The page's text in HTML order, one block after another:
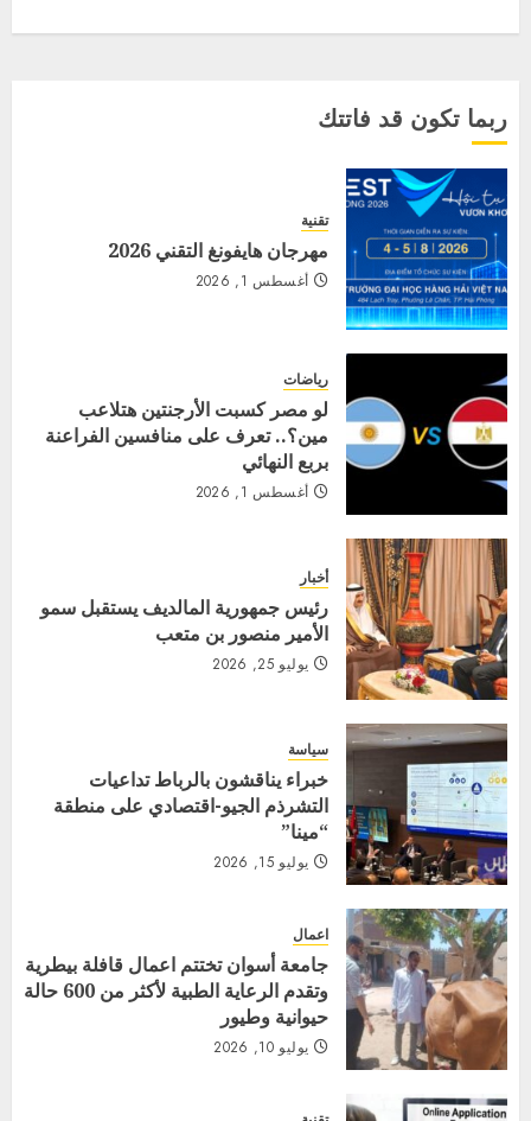
ربما تكون قد فاتتك
تقنية
مهرجان هايفونغ التقني 2026
أغسطس 1, 2026
رياضات
لو مصر كسبت الأرجنتين هتلاعب
مين؟.. تعرف على منافسين الفراعنة
بربع النهائي
أغسطس 1, 2026
أخبار
رئيس جمهورية المالديف يستقبل سمو
الأمير منصور بن متعب
يوليو 25, 2026
سياسة
خبراء يناقشون بالرباط تداعيات
التشرذم الجيو-اقتصادي على منطقة
“مينا”
يوليو 15, 2026
اعمال
جامعة أسوان تختتم اعمال قافلة بيطرية
وتقدم الرعاية الطبية لأكثر من 600 حالة
حيوانية وطيور
يوليو 10, 2026